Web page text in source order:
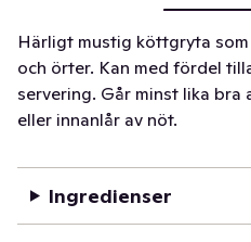
Härligt mustig köttgryta
och örter. Kan med fördel
servering. Går minst lika
eller innanlår av nöt.
Ingredienser